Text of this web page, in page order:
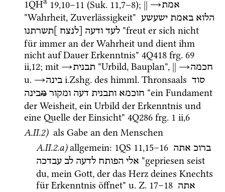
1QH
19,10–11 (Suk. 11,7–8); || →אמת
"Wahrheit, Zuverlässigkeit" הלוא באמת ישעשע
לעד ודעה [לנצח ]תשרתנו
"freut er sich nicht
für immer an der Wahrheit und dient ihm
nicht auf Dauer Erkenntnis" 4Q418 frg. 69
ii,12; mit →תבנית "Urbild, Bauplan", || →חכמה
u. →בינה i.Zshg. des himml. Thronsaals סוד
חוכמא ותבנית דעה ומקור מבינה
"ein Fundament
der Weisheit, ein Urbild der Erkenntnis und
eine Quelle der Einsicht" 4Q286 frg. 1 ii,6
A.II.2) als Gabe an den Menschen
A.II.2.a)allgemein: 1QS 11,15–16 ברוכ אתה
אלי הפותח לדעה לב עבדכה
"gepriesen seist
du, mein Gott, der das Herz deines Knechts
für Erkenntnis öffnet" u. Z. 17–18 אתה